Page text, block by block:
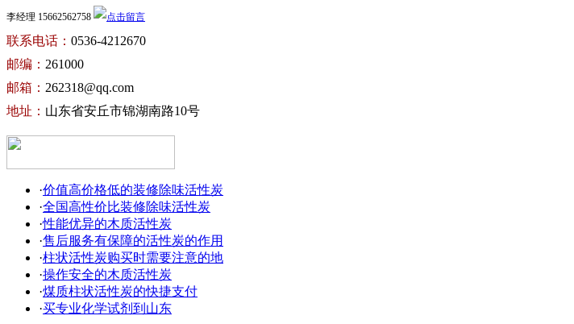
李经理 15662562758
联系电话： 0536-4212670
邮编： 261000
邮箱： 262318@qq.com
地址： 山东省安丘市锦湖南路10号
·价值高价格低的装修除味活性炭
·全国高性价比装修除味活性炭
·性能优异的木质活性炭
·售后服务有保障的活性炭的作用
·柱状活性炭购买时需要注意的地
·操作安全的木质活性炭
·煤质柱状活性炭的快捷支付
·买专业化学试剂到山东